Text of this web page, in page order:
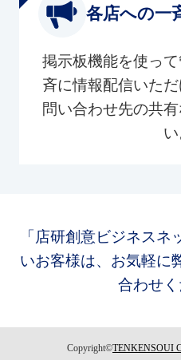
各店への一
掲示板機能を使っ
斉に情報配信いた
問い合わせ先の共
い
「店研創意ビジネス
いお客様は、お気軽に
合わせく
Copyright©TENKENSOUI